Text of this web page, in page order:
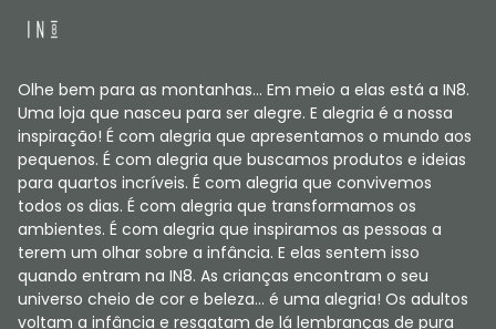
Olhe bem para as montanhas... Em meio a elas está a IN8.
Uma loja que nasceu para ser alegre. E alegria é a nossa
inspiração! É com alegria que apresentamos o mundo aos
pequenos. É com alegria que buscamos produtos e ideias
para quartos incríveis. É com alegria que convivemos
todos os dias. É com alegria que transformamos os
ambientes. É com alegria que inspiramos as pessoas a
terem um olhar sobre a infância. E elas sentem isso
quando entram na IN8. As crianças encontram o seu
universo cheio de cor e beleza... é uma alegria! Os adultos
voltam a infância e resgatam de lá lembranças de pura